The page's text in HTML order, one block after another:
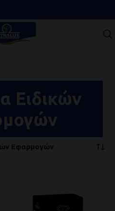
Ειδικών
Εφαρμογών